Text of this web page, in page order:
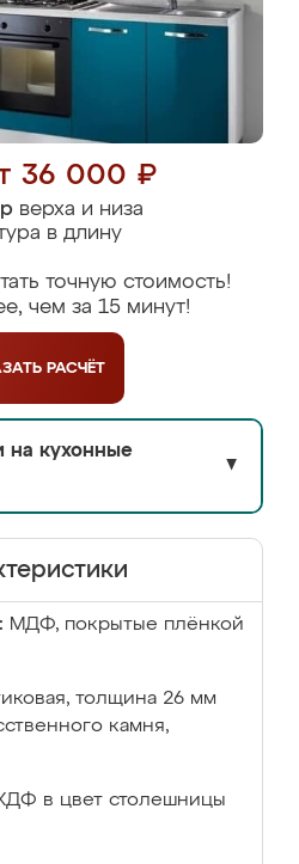
36 000 ₽
верха и низа
в длину
точную стоимость!
чем за 15 минут!
РАСЧЁТ
на кухонные
▼
МДФ, покрытые плёнкой
толщина 26 мм
камня,
в цвет столешницы